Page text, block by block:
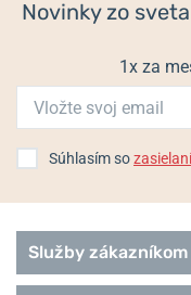
Novinky zo
1x za
Súhlasím so
Služby zákazníkom